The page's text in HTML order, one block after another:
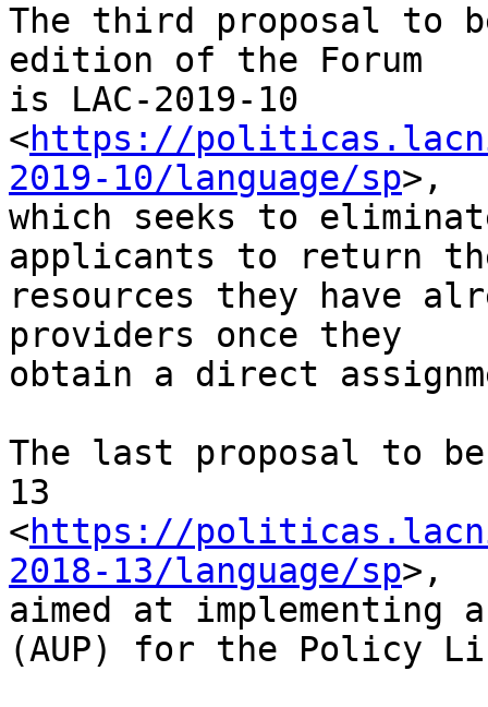
The third proposal to
edition of the Forum
is LAC-2019-10
<https://
2019-10/language/sp>,
which seeks to
applicants to return
resources they have
providers once they
obtain a direct
The last proposal to
13
<https://
2018-13/language/sp>,
aimed at implementing
(AUP) for the Policy